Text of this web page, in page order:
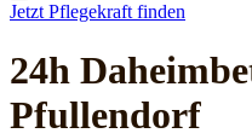
Jetzt Pflegekraft finden
24h
Pfullendorf